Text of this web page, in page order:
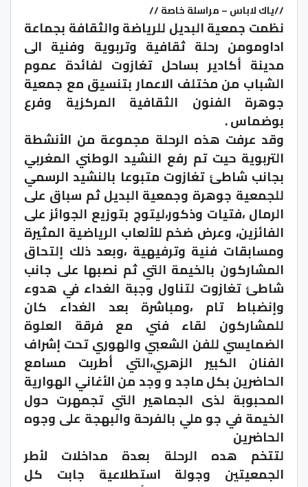
//ياك لاباس – مراسلة خاصة //
نظمت جمعية البديل للرياضة والثقافة بجماعة
اداومومن رحلة ثقافية وتربوية وفنية الى
مدينة أكادير بساحل تغازوت لفائدة عموم
الشباب من مختلف الاعمار بتنسيق مع جمعية
جوهرة الفنون الثقافية المركزية وفرع
بوضماس .
وقد عرفت هذه الرحلة مجموعة من الأنشطة
التربوية حيت تم رفع النشيد الوطني المغربي
بجانب شاطئ تغازوت متبوعا بالنشيد الرسمي
للجمعية جوهرة وجمعية البديل ثم سباق على
الرمال ،فتيات وذكور،ليتوج بتوزيع الجوائز على
الفائزين، وعرض ضخم للألعاب الرياضية المثيرة
ومسابقات فنية وترفيهية ،وبعد ذلك إلتحاق
المشاركون بالخيمة التي ثم نصبها على جانب
شاطئ تغازوت لتناول وجبة الغداء في هدوء
وإنضباط تام ،ومباشرة بعد الغداء كان
للمشاركون لقاء فني مع فرقة العلوة
الضمايسي للفن الشعبي والهوري تحت إشراف
الفنان الكبير الزهري،التي أطربت مسامع
الحاضرين بكل ماجد و وجد من الأغاني الهوارية
المحبوبة لذى الجماهير التي تجمهرت حول
الخيمة في جو ملي بالفرحة والبهجة على وجوه
الحاضرين
لتتخم هده الرحلة بعدة مداخلات لأطر
الجمعيتين وجولة استطلاعية جابت كل